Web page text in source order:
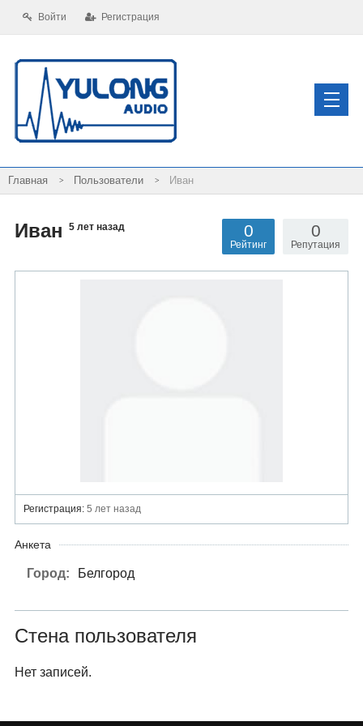
Войти Регистрация
Пользователи Иван
Иван 5 лет назад 0
Репутация
0
Рейтинг
Регистрация:5 лет назад
Анкета
Город: Белгород
Стена пользователя
Нет записей.